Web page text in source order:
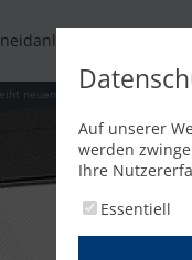
neuen Firmensitz ein
Auf unserer
werden
Ihre
Essentiell